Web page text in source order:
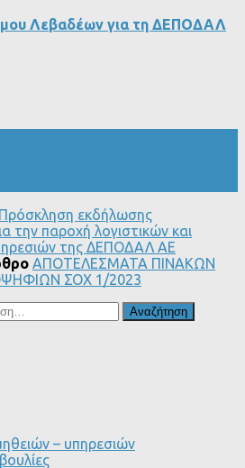
Λεβαδέων για τη ΔΕΠΟΔΑΛ
Πρόσκληση εκδήλωσης
την παροχή λογιστικών και
της ΔΕΠΟΔΑΛ ΑΕ
ΑΠΟΤΕΛΕΣΜΑΤΑ ΠΙΝΑΚΩΝ
ΣΟΧ 1/2023
– υπηρεσιών